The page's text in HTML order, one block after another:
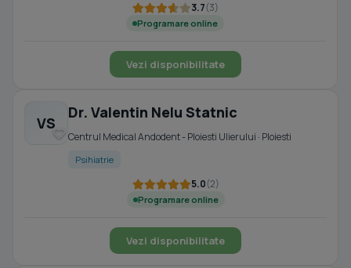
3.7(3)
Programare online
Vezi disponibilitate
VS
Dr. Valentin Nelu Statnic
Centrul Medical Andodent - Ploiesti Ulierului · Ploiesti
Psihiatrie
5.0(2)
Programare online
Vezi disponibilitate